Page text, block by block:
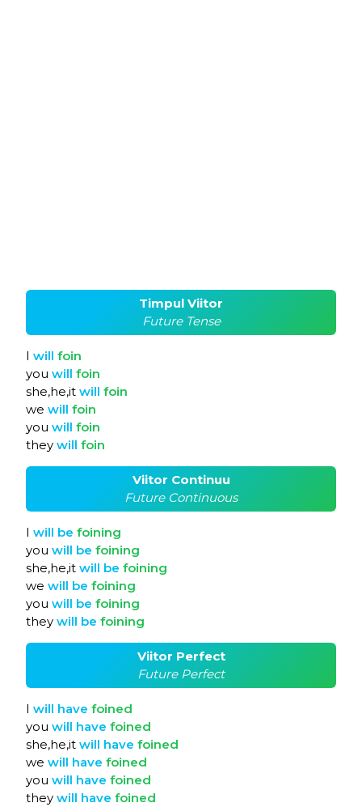
Timpul Viitor
Future Tense
I will foin
you will foin
she,he,it will foin
we will foin
you will foin
they will foin
Viitor Continuu
Future Continuous
I will be foining
you will be foining
she,he,it will be foining
we will be foining
you will be foining
they will be foining
Viitor Perfect
Future Perfect
I will have foined
you will have foined
she,he,it will have foined
we will have foined
you will have foined
they will have foined